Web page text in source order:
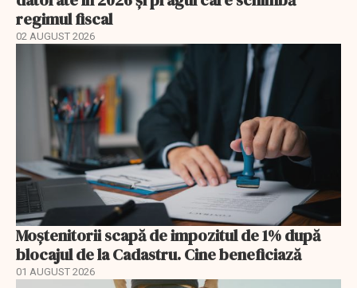
regimul fiscal
02 AUGUST 2026
Moștenitorii scapă de impozitul de 1% după
blocajul de la Cadastru. Cine beneficiază
01 AUGUST 2026